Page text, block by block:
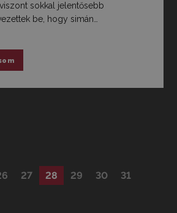
sokkal jelentősebb
be, hogy simán…
27 28 29 30
31